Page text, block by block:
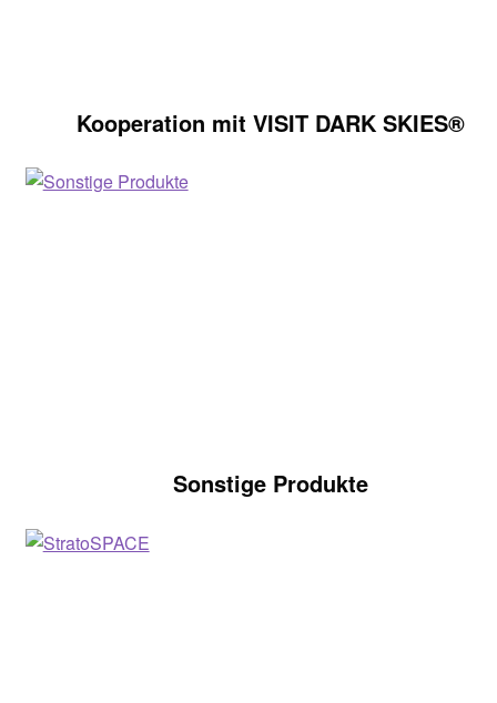
Kooperation mit VISIT DARK SKIES®
Sonstige Produkte